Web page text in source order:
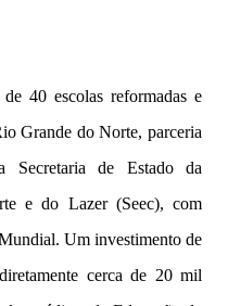
40 escolas reformadas e
Grande do Norte, parceria
de Estado da
e do Lazer (Seec), com
Um investimento de
cerca de 20 mil